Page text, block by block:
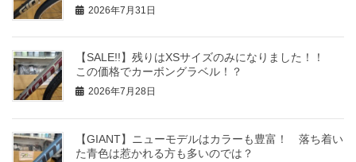
2026年7月31日
【SALE!!】残りはXSサイズのみになりました！！
この価格でカーボングラベル！？
2026年7月28日
【GIANT】ニューモデルはカラーも豊富！ 落ち着い
た青色は惹かれる方も多いのでは？